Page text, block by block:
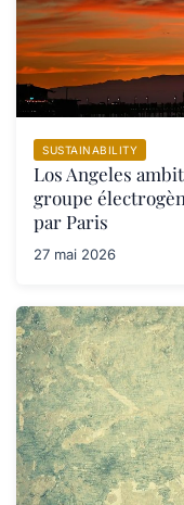
SUSTAINABILITY
Los Angeles
groupe
par Paris
27 mai 2026